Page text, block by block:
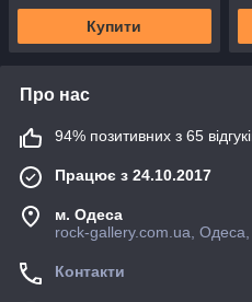
Купити
Про нас
94% позитивних з 65
Працює з 24.10.2017
м. Одеса
rock-gallery.com.ua, Одеса,
Контакти